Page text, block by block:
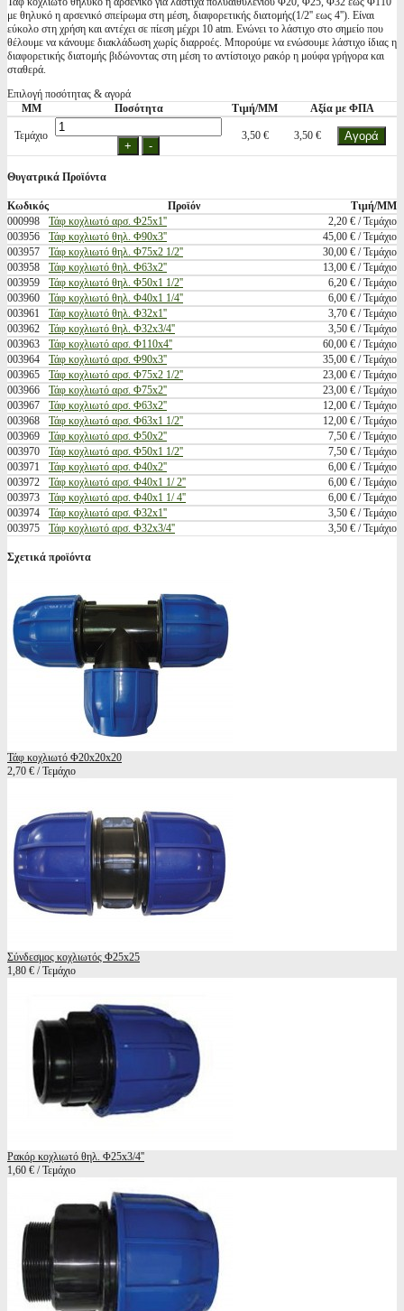
με θηλυκό η αρσενικό σπείρωμα στη μέση, διαφορετικής διατομής(1/2'' εως 4''). Είναι
εύκολο στη χρήση και αντέχει σε πίεση μέχρι 10 atm. Ενώνει το λάστιχο στο σημείο που
θέλουμε να κάνουμε διακλάδωση χωρίς διαρροές. Μπορούμε να ενώσουμε λάστιχο ίδιας η
διαφορετικής διατομής βιδώνοντας στη μέση το αντίστοιχο ρακόρ η μούφα γρήγορα και
σταθερά.
Επιλογή ποσότητας & αγορά
ΜΜ
Ποσότητα Τιμή/ΜΜ Αξία με ΦΠΑ
Τεμάχιο 3,50 € 3,50 €
Θυγατρικά Προϊόντα
Κωδικός Προϊόν
Τιμή/ΜΜ
000998
Τάφ κοχλιωτό αρσ. Φ25x1''
2,20 € / Τεμάχιο
003956
Τάφ κοχλιωτό θηλ. Φ90x3''
45,00 € / Τεμάχιο
003957
Τάφ κοχλιωτό θηλ. Φ75x2 1/2''
30,00 € / Τεμάχιο
003958
Τάφ κοχλιωτό θηλ. Φ63x2''
13,00 € / Τεμάχιο
003959
Τάφ κοχλιωτό θηλ. Φ50x1 1/2''
6,20 € / Τεμάχιο
003960
Τάφ κοχλιωτό θηλ. Φ40x1 1/4''
6,00 € / Τεμάχιο
003961
Τάφ κοχλιωτό θηλ. Φ32x1''
3,70 € / Τεμάχιο
003962
Τάφ κοχλιωτό θηλ. Φ32x3/4''
3,50 € / Τεμάχιο
003963
Τάφ κοχλιωτό αρσ. Φ110x4''
60,00 € / Τεμάχιο
003964
Τάφ κοχλιωτό αρσ. Φ90x3''
35,00 € / Τεμάχιο
003965
Τάφ κοχλιωτό αρσ. Φ75x2 1/2''
23,00 € / Τεμάχιο
003966
Τάφ κοχλιωτό αρσ. Φ75x2''
23,00 € / Τεμάχιο
003967
Τάφ κοχλιωτό αρσ. Φ63x2''
12,00 € / Τεμάχιο
003968
Τάφ κοχλιωτό αρσ. Φ63x1 1/2''
12,00 € / Τεμάχιο
003969
Τάφ κοχλιωτό αρσ. Φ50x2''
7,50 € / Τεμάχιο
003970
Τάφ κοχλιωτό αρσ. Φ50x1 1/2''
7,50 € / Τεμάχιο
003971
Τάφ κοχλιωτό αρσ. Φ40x2''
6,00 € / Τεμάχιο
003972
Τάφ κοχλιωτό αρσ. Φ40x1 1/ 2''
6,00 € / Τεμάχιο
003973
Τάφ κοχλιωτό αρσ. Φ40x1 1/ 4''
6,00 € / Τεμάχιο
003974
Τάφ κοχλιωτό αρσ. Φ32x1''
3,50 € / Τεμάχιο
003975
Τάφ κοχλιωτό αρσ. Φ32x3/4'' 3,50 € / Τεμάχιο
Σχετικά προϊόντα
Τάφ κοχλιωτό Φ20x20x20
2,70 € / Τεμάχιο
Σύνδεσμος κοχλιωτός Φ25x25
1,80 € / Τεμάχιο
Ρακόρ κοχλιωτό θηλ. Φ25x3/4''
1,60 € / Τεμάχιο